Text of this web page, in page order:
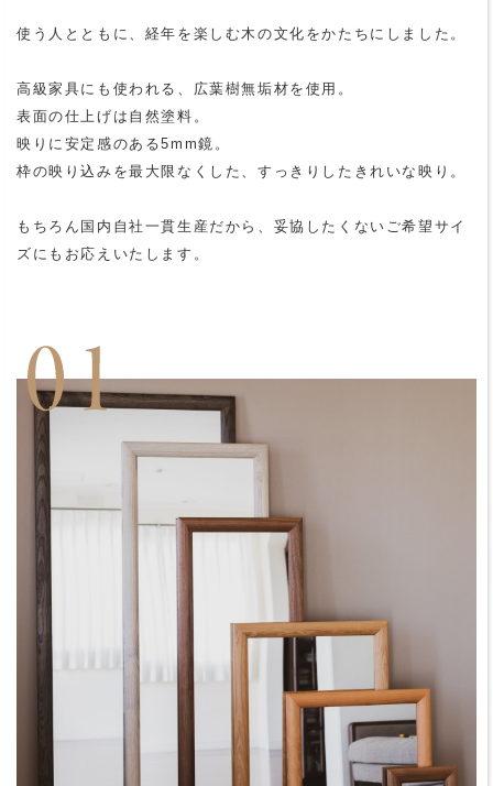
使う人とともに、経年を楽しむ木の文化をかたちにしました。
高級家具にも使われる、広葉樹無垢材を使用。
表面の仕上げは自然塗料。
映りに安定感のある5mm鏡。
枠の映り込みを最大限なくした、すっきりしたきれいな映り。
もちろん国内自社一貫生産だから、妥協したくないご希望サイ
ズにもお応えいたします。